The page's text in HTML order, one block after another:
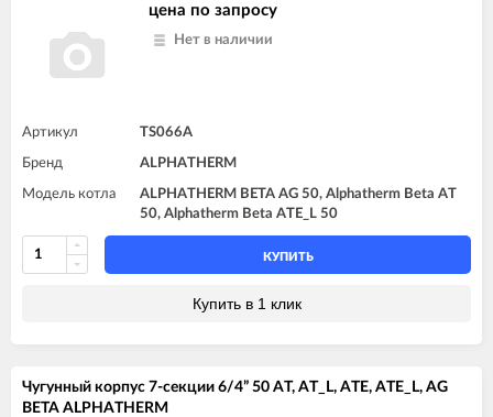
цена по запросу
Нет в наличии
Артикул TS066A
Бренд ALPHATHERM
Модель котла
ALPHATHERM BETA AG 50, Alphatherm Beta AT
50, Alphatherm Beta ATE_L 50
КУПИТЬ
Купить в 1 клик
Чугунный корпус 7-секции 6/4” 50 AT, AT_L, ATE, ATE_L, AG
BETA ALPHATHERM